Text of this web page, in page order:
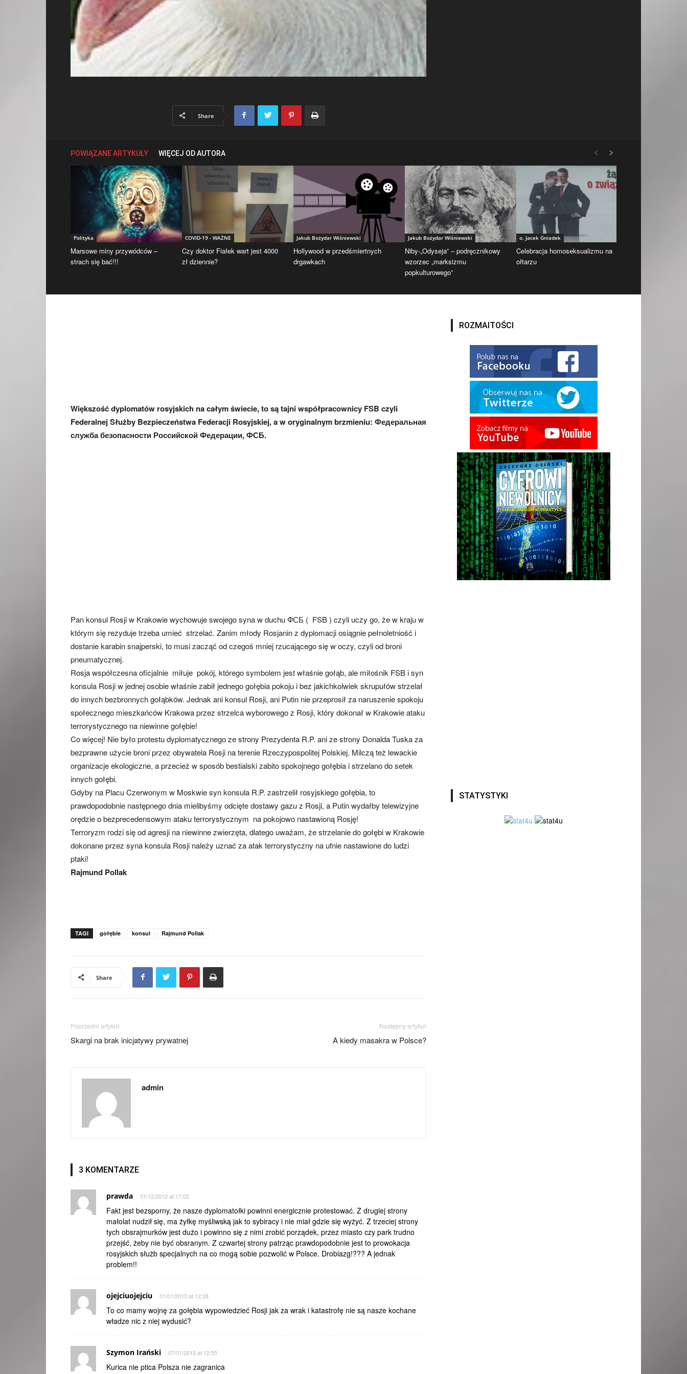
Share
POWIĄZANE ARTYKUŁY WIĘCEJ OD AUTORA
Polityka
Marsowe miny przywódców –
strach się bać!!!
COVID-19 - WAŻNE
Czy doktor Fiałek wart jest 4000
zł dziennie?
Jakub Bożydar Wiśniewski
Hollywood w przedśmiertnych
drgawkach
Jakub Bożydar Wiśniewski
Niby-„Odyseja” – podręcznikowy
wzorzec „marksizmu
popkulturowego”
o. Jacek Gniadek
Celebracja homoseksualizmu na
ołtarzu
Większość dyplomatów rosyjskich na całym świecie, to są tajni współpracownicy FSB czyli
Federalnej Służby Bezpieczeństwa Federacji Rosyjskiej, a w oryginalnym brzmieniu: Федеральная
служба безопасности Российской Федерации, ФСБ.
Pan konsul Rosji w Krakowie wychowuje swojego syna w duchu ФСБ ( FSB ) czyli uczy go, że w kraju w
którym się rezyduje trzeba umieć strzelać. Zanim młody Rosjanin z dyplomacji osiągnie pełnoletniość i
dostanie karabin snajperski, to musi zacząć od czegoś mniej rzucającego się w oczy, czyli od broni
pneumatycznej.
Rosja współczesna oficjalnie miłuje pokój, którego symbolem jest właśnie gołąb, ale miłośnik FSB i syn
konsula Rosji w jednej osobie właśnie zabił jednego gołębia pokoju i bez jakichkolwiek skrupułów strzelał
do innych bezbronnych gołąbków. Jednak ani konsul Rosji, ani Putin nie przeprosił za naruszenie spokoju
społecznego mieszkańców Krakowa przez strzelca wyborowego z Rosji, który dokonał w Krakowie ataku
terrorystycznego na niewinne gołębie!
Co więcej! Nie było protestu dyplomatycznego ze strony Prezydenta R.P. ani ze strony Donalda Tuska za
bezprawne użycie broni przez obywatela Rosji na terenie Rzeczypospolitej Polskiej. Milczą też lewackie
organizacje ekologiczne, a przecież w sposób bestialski zabito spokojnego gołębia i strzelano do setek
innych gołębi.
Gdyby na Placu Czerwonym w Moskwie syn konsula R.P. zastrzelił rosyjskiego gołębia, to
prawdopodobnie następnego dnia mielibyśmy odcięte dostawy gazu z Rosji, a Putin wydałby telewizyjne
orędzie o bezprecedensowym ataku terrorystycznym na pokojowo nastawioną Rosję!
Terroryzm rodzi się od agresji na niewinne zwierzęta, dlatego uważam, że strzelanie do gołębi w Krakowie
dokonane przez syna konsula Rosji należy uznać za atak terrorystyczny na ufnie nastawione do ludzi
ptaki!
Rajmund Pollak
TAGI gołębie konsul Rajmund Pollak
Share
Poprzedni artykuł
Skargi na brak inicjatywy prywatnej
Następny artykuł
A kiedy masakra w Polsce?
admin
3 KOMENTARZE
prawda 31/12/2012 at 17:02
Fakt jest bezsporny, że nasze dyplomatołki powinni energicznie protestować. Z drugiej strony
małolat nudził się, ma żyłkę myśliwską jak to sybiracy i nie miał gdzie się wyżyć. Z trzeciej strony
tych obsrajmurków jest dużo i powinno się z nimi zrobić porządek, przez miasto czy park trudno
przejść, żeby nie być obsranym. Z czwartej strony patrząc prawdopodobnie jest to prowokacja
rosyjskich służb specjalnych na co mogą sobie pozwolić w Polsce. Drobiazg!??? A jednak
problem!!
ojejciuojejciu 01/01/2013 at 12:28
To co mamy wojnę za gołębia wypowiedzieć Rosji jak za wrak i katastrofę nie są nasze kochane
władze nic z niej wydusić?
Szymon Irański 07/01/2013 at 12:55
Kurica nie ptica Polsza nie zagranica
ROZMAITOŚCI
STATYSTYKI